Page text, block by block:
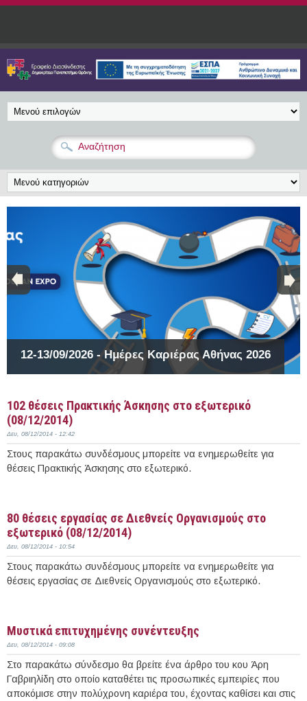
Παράκαμψη προς το κυρίως περιεχόμενο
12-13/09/2026 - Ημέρες Καριέρας Αθήνας 2026
102 θέσεις Πρακτικής Άσκησης στο εξωτερικό
(08/12/2014)
Δευ, 08/12/2014 - 12:42
Στους παρακάτω συνδέσμους μπορείτε να ενημερωθείτε για
θέσεις Πρακτικής Άσκησης στο εξωτερικό.
80 θέσεις εργασίας σε Διεθνείς Οργανισμούς στο
εξωτερικό (08/12/2014)
Δευ, 08/12/2014 - 10:54
Στους παρακάτω συνδέσμους μπορείτε να ενημερωθείτε για
θέσεις εργασίας σε Διεθνείς Οργανισμούς στο εξωτερικό.
Μυστικά επιτυχημένης συνέντευξης
Δευ, 08/12/2014 - 09:08
Στο παρακάτω σύνδεσμο θα βρείτε ένα άρθρο του κου Άρη
Γαβριηλίδη στο οποίο καταθέτει τις προσωπικές εμπειρίες που
αποκόμισε στην πολύχρονη καριέρα του, έχοντας καθίσει και στις